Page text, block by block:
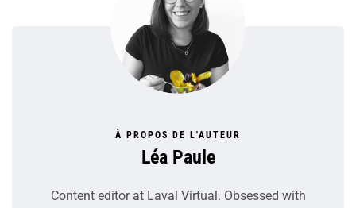
À PROPOS DE L'AUTEUR
Léa Paule
Content editor at Laval Virtual. Obsessed with